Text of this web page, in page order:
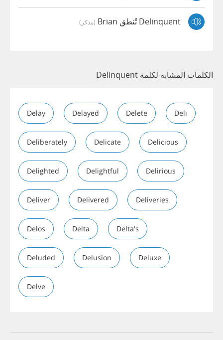
Delinquent تُنطق Brian (مذكر)
الكلمات المشابه لكلمة Delinquent
Delay Delayed Delete Deli
Deliberately Delicate Delicious
Delighted Delightful Delirious
Deliver Delivered Deliveries
Delos Delta Delta's
Deluded Delusion Deluxe
Delve